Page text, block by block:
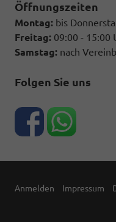
Öffnungszeiten
Montag: bis
Freitag: 09:00 - 15:00
Samstag: nach
Folgen Sie uns
Anmelden Impressum